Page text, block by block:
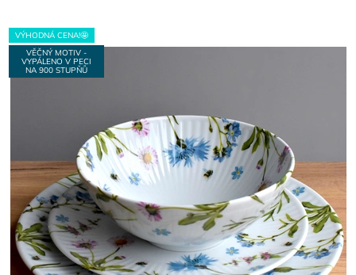
VÝHODNÁ CENA!🤩
VĚČNÝ MOTIV -
VYPÁLENO V PECI
NA 900 STUPŇŮ